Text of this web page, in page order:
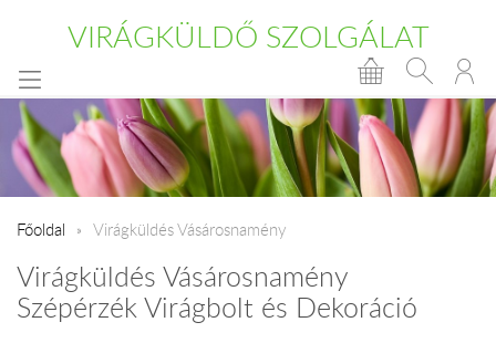
VIRÁGKÜLDŐ SZOLGÁLAT
Főoldal Virágküldés Vásárosnamény
Virágküldés Vásárosnamény
Szépérzék Virágbolt és Dekoráció